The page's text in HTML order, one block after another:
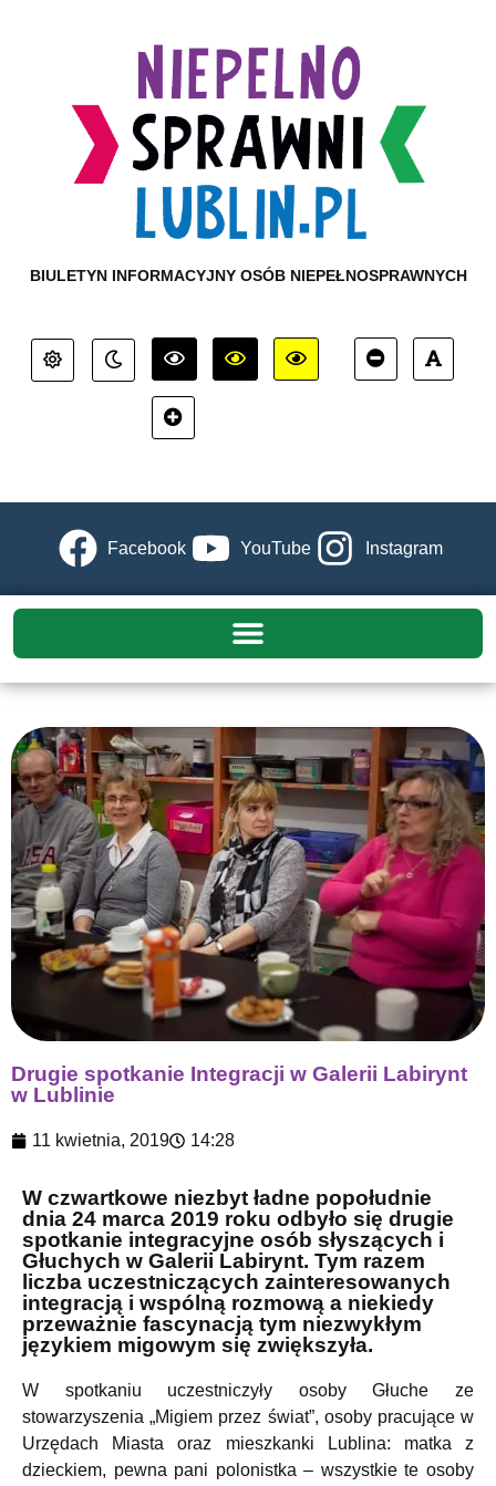
BIULETYN INFORMACYJNY OSÓB NIEPEŁNOSPRAWNYCH
Facebook YouTube Instagram
Drugie spotkanie Integracji w Galerii Labirynt
w Lublinie
11 kwietnia, 2019 14:28
W czwartkowe niezbyt ładne popołudnie
dnia 24 marca 2019 roku odbyło się drugie
spotkanie integracyjne osób słyszących i
Głuchych w Galerii Labirynt. Tym razem
liczba uczestniczących zainteresowanych
integracją i wspólną rozmową a niekiedy
przeważnie fascynacją tym niezwykłym
językiem migowym się zwiększyła.
W spotkaniu uczestniczyły osoby Głuche ze
stowarzyszenia „Migiem przez świat”, osoby pracujące w
Urzędach Miasta oraz mieszkanki Lublina: matka z
dzieckiem, pewna pani polonistka – wszystkie te osoby